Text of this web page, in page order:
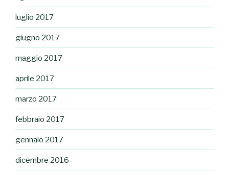
luglio 2017
giugno 2017
maggio 2017
aprile 2017
marzo 2017
febbraio 2017
gennaio 2017
dicembre 2016